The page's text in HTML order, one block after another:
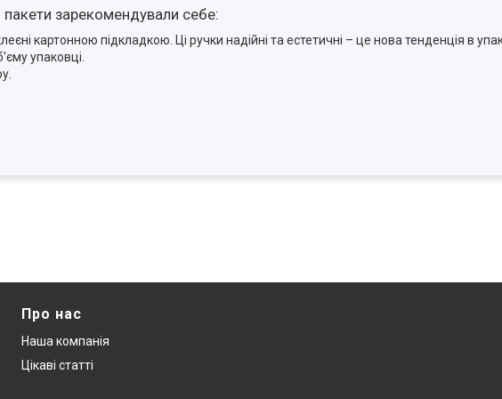
пакети зарекомендували себе:
картонною підкладкою. Ці ручки надійні та естетичні – це нова тенденція в
упаковці.
Про нас
Наша компанія
Цікаві статті